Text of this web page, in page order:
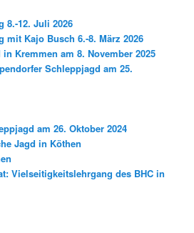
8.-12. Juli 2026
mit Kajo Busch 6.-8. März 2026
Kremmen am 8. November 2025
Schleppjagd am 25.
am 26. Oktober 2024
Jagd in Köthen
Vielseitigkeitslehrgang des BHC in